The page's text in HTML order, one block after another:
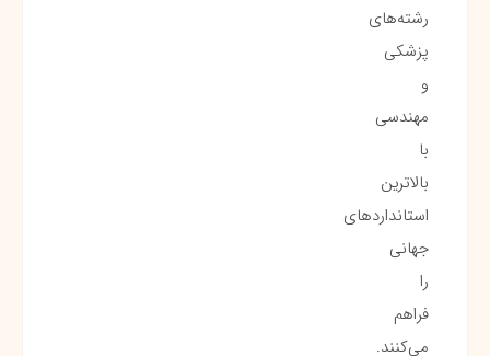
رشته‌های
پزشکی
و
مهندسی
با
بالاترین
استانداردهای
جهانی
را
فراهم
می‌کنند.